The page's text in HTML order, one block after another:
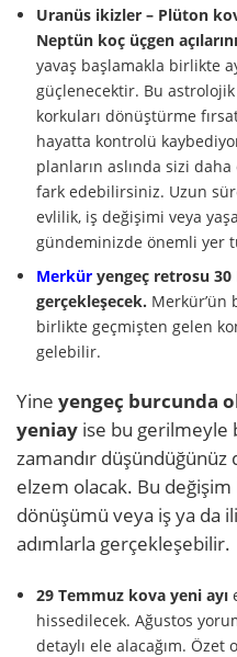
Uranüs ikizler – Plüton
Neptün koç üçgen
yavaş başlamakla birlikte
güçlenecektir. Bu
korkuları dönüştürme
hayatta kontrolü
planların aslında sizi
fark edebilirsiniz. Uzun
evlilik, iş değişimi veya
gündeminizde önemli yer
Merkür yengeç retrosu 30
gerçekleşecek. Merkür’ün
birlikte geçmişten gelen
gelebilir.
Yine yengeç burcunda
yeniay ise bu gerilmeyle
zamandır düşündüğünüz
elzem olacak. Bu
dönüşümü veya iş ya da
adımlarla gerçekleşebilir.
29 Temmuz kova yeni ayı
hissedilecek. Ağustos
detaylı ele alacağım.